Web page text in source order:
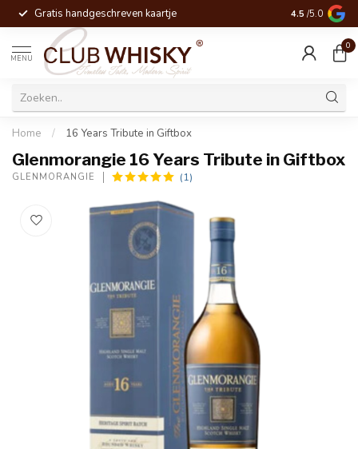
Gratis handgeschreven kaartje Voor 16:00
4.5 /5.0
MENU
0
Home / 16 Years Tribute in Giftbox
Glenmorangie 16 Years Tribute in Giftbox
GLENMORANGIE (1)